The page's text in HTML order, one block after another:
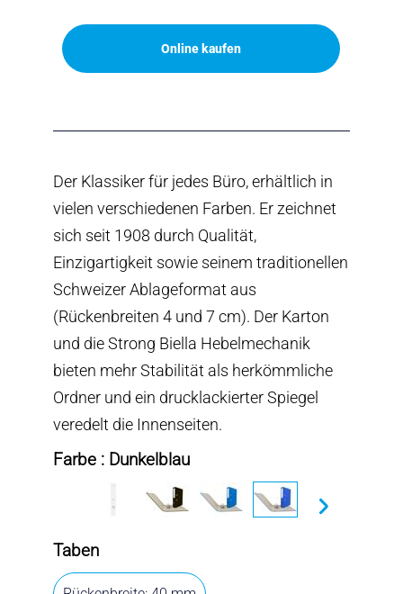
Online kaufen
Der Klassiker für jedes Büro, erhältlich in
vielen verschiedenen Farben. Er zeichnet
sich seit 1908 durch Qualität,
Einzigartigkeit sowie seinem traditionellen
Schweizer Ablageformat aus
(Rückenbreiten 4 und 7 cm). Der Karton
und die Strong Biella Hebelmechanik
bieten mehr Stabilität als herkömmliche
Ordner und ein drucklackierter Spiegel
veredelt die Innenseiten.
Farbe : Dunkelblau
Taben